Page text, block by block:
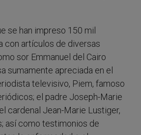
se han impreso 150 mil
con artículos de diversas
sor Emmanuel del Cairo
sumamente apreciada en el
televisivo, Piem, famoso
el padre Joseph-Marie
cardenal Jean-Marie Lustiger,
así como testimonios de